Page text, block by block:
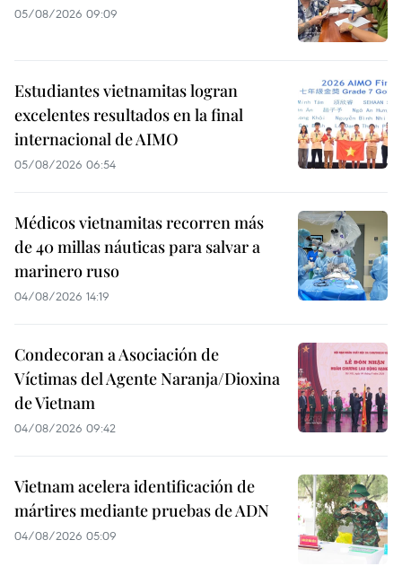
05/08/2026 09:09
Estudiantes vietnamitas logran
excelentes resultados en la final
internacional de AIMO
05/08/2026 06:54
Médicos vietnamitas recorren más
de 40 millas náuticas para salvar a
marinero ruso
04/08/2026 14:19
Condecoran a Asociación de
Víctimas del Agente Naranja/Dioxina
de Vietnam
04/08/2026 09:42
Vietnam acelera identificación de
mártires mediante pruebas de ADN
04/08/2026 05:09